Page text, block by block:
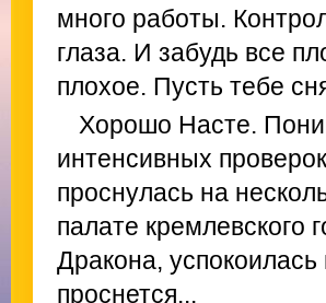
много работы.
глаза. И забудь все
плохое. Пусть тебе
Хорошо Насте.
интенсивных
проснулась на
палате кремлевского
Дракона,
проснется...